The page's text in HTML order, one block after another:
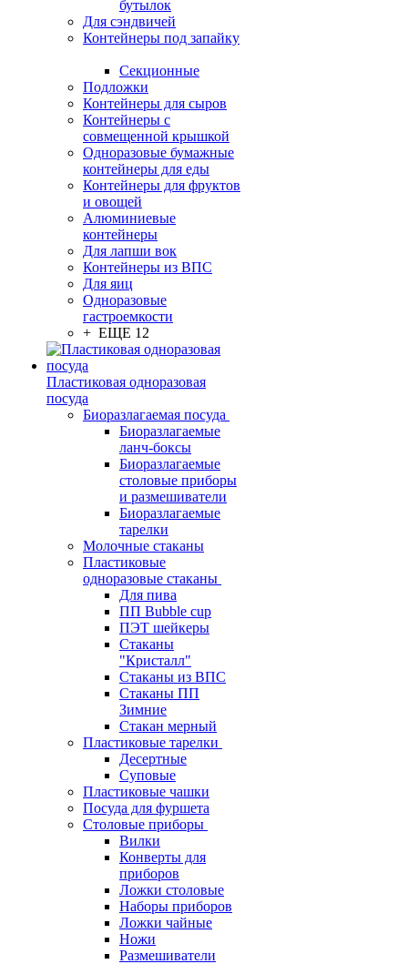
бутылок
Для сэндвичей
Контейнеры под запайку
Секционные
Подложки
Контейнеры для сыров
Контейнеры с
совмещенной крышкой
Одноразовые бумажные
контейнеры для еды
Контейнеры для фруктов
и овощей
Алюминиевые
контейнеры
Для лапши вок
Контейнеры из ВПС
Для яиц
Одноразовые
гастроемкости
+ ЕЩЕ 12
Пластиковая одноразовая
посуда
Биоразлагаемая посуда
Биоразлагаемые
ланч-боксы
Биоразлагаемые
столовые приборы
и размешиватели
Биоразлагаемые
тарелки
Молочные стаканы
Пластиковые
одноразовые стаканы
Для пива
ПП Bubble cup
ПЭТ шейкеры
Стаканы
"Кристалл"
Стаканы из ВПС
Стаканы ПП
Зимние
Стакан мерный
Пластиковые тарелки
Десертные
Суповые
Пластиковые чашки
Посуда для фуршета
Столовые приборы
Вилки
Конверты для
приборов
Ложки столовые
Наборы приборов
Ложки чайные
Ножи
Размешиватели